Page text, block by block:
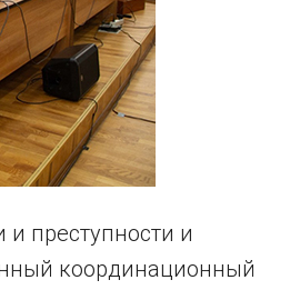
преступности и
координационный